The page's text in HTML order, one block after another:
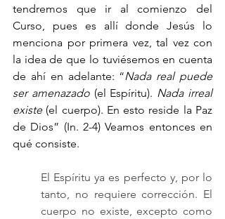
tendremos que ir al comienzo del
Curso, pues es allí donde Jesús lo
menciona por primera vez, tal vez con
la idea de que lo tuviésemos en cuenta
de ahí en adelante: “Nada real puede
ser amenazado (el Espíritu). Nada irreal
existe (el cuerpo). En esto reside la Paz
de Dios” (In. 2-4) Veamos entonces en
qué consiste.
El Espíritu ya es perfecto y, por lo
tanto, no requiere corrección. El
cuerpo no existe, excepto como